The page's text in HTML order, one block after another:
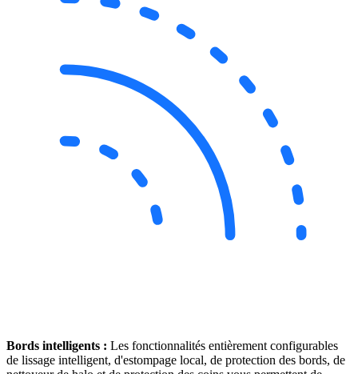
Bords intelligents : Les fonctionnalités entièrement configurables
de lissage intelligent, d'estompage local, de protection des bords, de